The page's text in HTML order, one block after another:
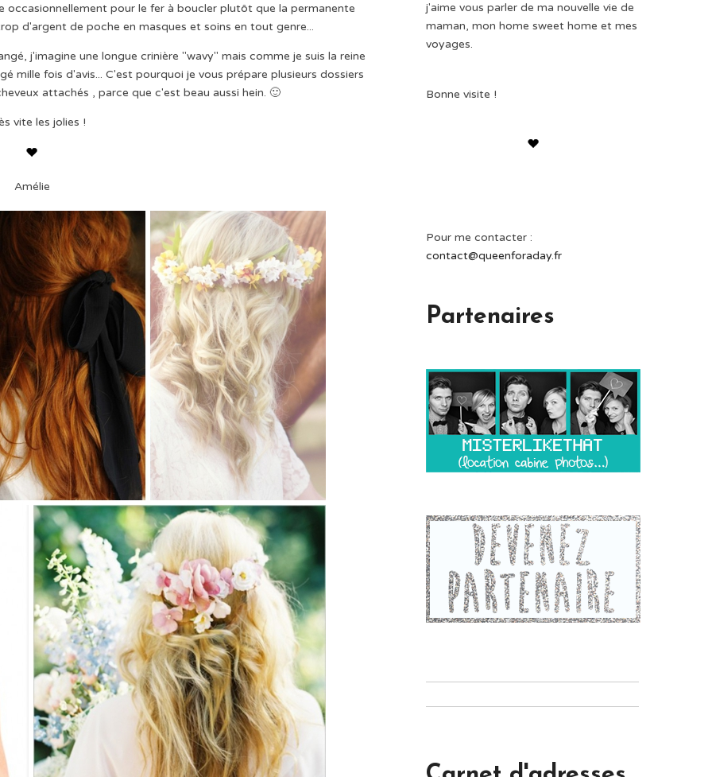
pour le fer à boucler plutôt que la permanente
d'argent de poche en masques et soins en tout genre...
j'imagine une longue crinière "wavy" mais comme je suis la reine
mille fois d'avis... C'est pourquoi je vous prépare plusieurs dossiers
attachés , parce que c'est beau aussi hein. 🙂
vite les jolies !
Amélie
j'aime vous parler de ma nouvelle vie de
maman, mon home sweet home et mes
voyages.
Bonne visite !
Pour me contacter :
contact@queenforaday.fr
Partenaires